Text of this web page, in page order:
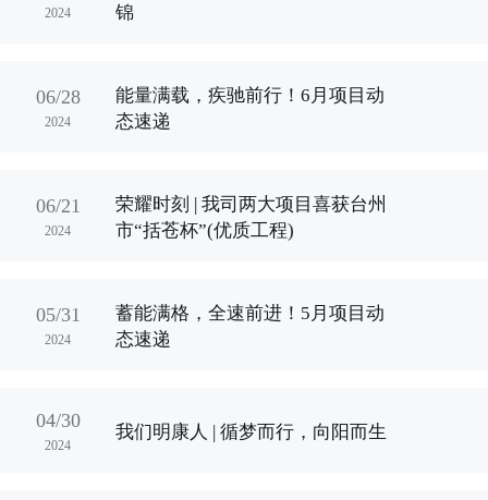
2024
锦
06/28
2024
能量满载，疾驰前行！6月项目动
态速递
06/21
2024
荣耀时刻 | 我司两大项目喜获台州
市“括苍杯”(优质工程)
05/31
2024
蓄能满格，全速前进！5月项目动
态速递
04/30
2024
我们明康人 | 循梦而行，向阳而生